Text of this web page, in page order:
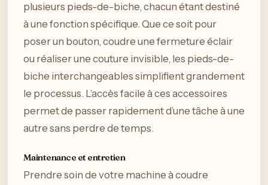
plusieurs pieds-de-biche, chacun étant destiné
à une fonction spécifique. Que ce soit pour
poser un bouton, coudre une fermeture éclair
ou réaliser une couture invisible, les pieds-de-
biche interchangeables simplifient grandement
le processus. L’accès facile à ces accessoires
permet de passer rapidement d’une tâche à une
autre sans perdre de temps.
Maintenance et entretien
Prendre soin de votre machine à coudre